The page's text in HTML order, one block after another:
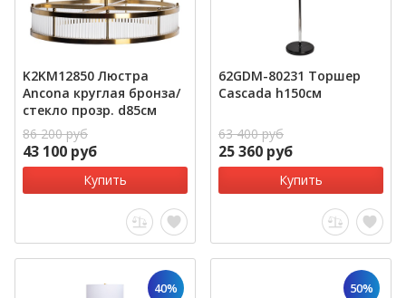
K2KM12850 Люстра
Ancona круглая бронза/
стекло прозр. d85см
86 200 руб
43 100 руб
Купить
62GDM-80231 Торшер
Cascada h150см
63 400 руб
25 360 руб
Купить
40% 50%